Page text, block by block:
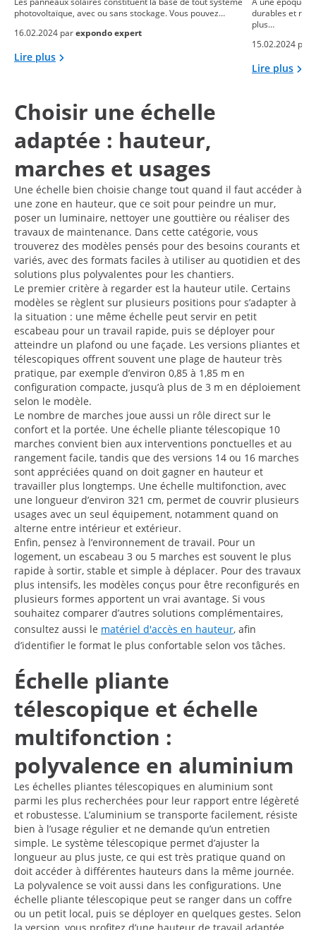
photovoltaïque, avec ou sans stockage. Vous pouvez…
16.02.2024 parexpondo expert
Lire plus
durables et
plus…
15.02.2024 par
Lire plus
Choisir une échelle
adaptée : hauteur,
marches et usages
Une échelle bien choisie change tout quand il faut accéder à
une zone en hauteur, que ce soit pour peindre un mur,
poser un luminaire, nettoyer une gouttière ou réaliser des
travaux de maintenance. Dans cette catégorie, vous
trouverez des modèles pensés pour des besoins courants et
variés, avec des formats faciles à utiliser au quotidien et des
solutions plus polyvalentes pour les chantiers.
Le premier critère à regarder est la hauteur utile. Certains
modèles se règlent sur plusieurs positions pour s’adapter à
la situation : une même échelle peut servir en petit
escabeau pour un travail rapide, puis se déployer pour
atteindre un plafond ou une façade. Les versions pliantes et
télescopiques offrent souvent une plage de hauteur très
pratique, par exemple d’environ 0,85 à 1,85 m en
configuration compacte, jusqu’à plus de 3 m en déploiement
selon le modèle.
Le nombre de marches joue aussi un rôle direct sur le
confort et la portée. Une échelle pliante télescopique 10
marches convient bien aux interventions ponctuelles et au
rangement facile, tandis que des versions 14 ou 16 marches
sont appréciées quand on doit gagner en hauteur et
travailler plus longtemps. Une échelle multifonction, avec
une longueur d’environ 321 cm, permet de couvrir plusieurs
usages avec un seul équipement, notamment quand on
alterne entre intérieur et extérieur.
Enfin, pensez à l’environnement de travail. Pour un
logement, un escabeau 3 ou 5 marches est souvent le plus
rapide à sortir, stable et simple à déplacer. Pour des travaux
plus intensifs, les modèles conçus pour être reconfigurés en
plusieurs formes apportent un vrai avantage. Si vous
souhaitez comparer d’autres solutions complémentaires,
consultez aussi le matériel d'accès en hauteur, afin
d’identifier le format le plus confortable selon vos tâches.
Échelle pliante
télescopique et échelle
multifonction :
polyvalence en aluminium
Les échelles pliantes télescopiques en aluminium sont
parmi les plus recherchées pour leur rapport entre légèreté
et robustesse. L’aluminium se transporte facilement, résiste
bien à l’usage régulier et ne demande qu’un entretien
simple. Le système télescopique permet d’ajuster la
longueur au plus juste, ce qui est très pratique quand on
doit accéder à différentes hauteurs dans la même journée.
La polyvalence se voit aussi dans les configurations. Une
échelle pliante télescopique peut se ranger dans un coffre
ou un petit local, puis se déployer en quelques gestes. Selon